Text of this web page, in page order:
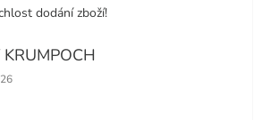
dodání zboží!
KRUMPOCH
obchodu je 5 z 5 hvězdiček.